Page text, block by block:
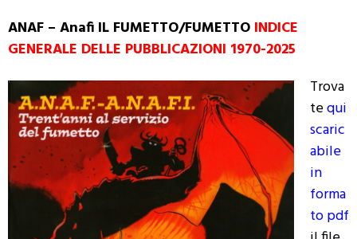
ANAF – Anafi IL FUMETTO/FUMETTO INDICE
GENERALE DELLE PUBBLICAZIONI 1970-2025
Trova
tequi
scaric
abile
in
forma
to pdf